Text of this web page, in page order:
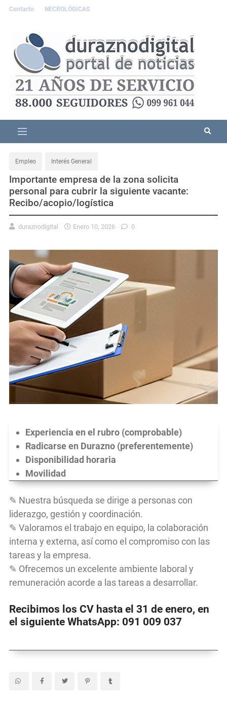
Contacto NECROLÓGICAS
Empleo Interés General
Importante empresa de la zona solicita
personal para cubrir la siguiente vacante:
Recibo/acopio/logística
duraznodigital Enero 10, 2026 0
Experiencia en el rubro (comprobable)
Radicarse en Durazno (preferentemente)
Disponibilidad horaria
Movilidad
✎ Nuestra búsqueda se dirige a personas con
liderazgo, gestión y coordinación.
✎ Valoramos el trabajo en equipo, la colaboración
interna y externa, así como el compromiso con las
tareas y la empresa.
✎ Ofrecemos un excelente ambiente laboral y
remuneración acorde a las tareas a desarrollar.
Recibimos los CV hasta el 31 de enero, en
el siguiente WhatsApp: 091 009 037